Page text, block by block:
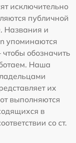
исключительно
публичной
Названия и
упоминаются
обозначить
Наша
их
выполняются
в
со ст.